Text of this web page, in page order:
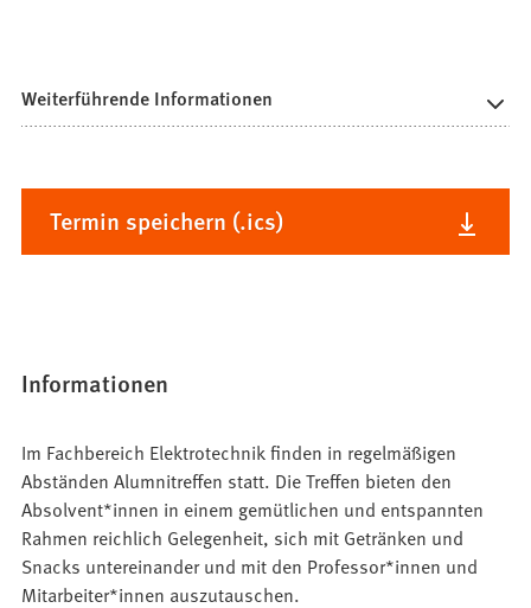
Weiterführende Informationen
Termin speichern (.ics)
Informationen
Im Fachbereich Elektrotechnik finden in regelmäßigen
Abständen Alumnitreffen statt. Die Treffen bieten den
Absolvent*innen in einem gemütlichen und entspannten
Rahmen reichlich Gelegenheit, sich mit Getränken und
Snacks untereinander und mit den Professor*innen und
Mitarbeiter*innen auszutauschen.